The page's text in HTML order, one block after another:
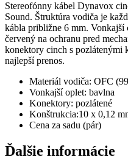
Stereofónny kábel Dynavox
Sound. Štruktúra vodiča je
kábla približne 6 mm.
červený na ochranu pred
konektory cinch s pozlátenými
najlepší prenos.
Materiál vodiča: OFC
Vonkajší oplet: bavlna
Konektory: pozlátené
Konštrukcia:10 x 0,12
Cena za sadu (pár)
Ďalšie informácie